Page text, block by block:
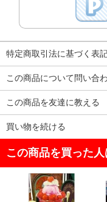
特定商取引法に基づく表
この商品について問い合
この商品を友達に教える
買い物を続ける
この商品を買った